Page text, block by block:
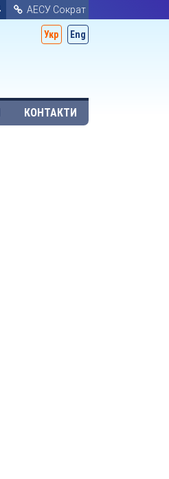
АЕСУ Сократ
Укр Eng
КОНТАКТИ